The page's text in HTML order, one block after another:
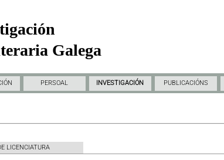
Galega
PERSOAL INVESTIGACIÓN PUBLICACIÓNS
LICENCIATURA